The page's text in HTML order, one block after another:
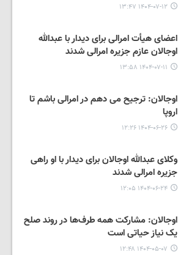
۱۴۰۴-۰۷-۱۲ ۱۳:۴۷
اعضای هیأت امرالی برای دیدار با عبدالله
اوجالان عازم جزیره امرالی شدند
۱۴۰۴-۰۷-۱۱ ۱۳:۵۸
اوجالان: ترجیح می دهم در امرالی باشم تا
اروپا
۱۴۰۴-۰۶-۲۶ ۱۲:۲۶
وکلای عبدالله اوجالان برای دیدار با او راهی
جزیره امرالی شدند
۱۴۰۴-۰۶-۲۴ ۱۲:۰۵
اوجالان: مشارکت همه طرف‌ها در روند صلح
یک نیاز حیاتی است
۱۴۰۴-۰۵-۰۷ ۱۲:۴۸